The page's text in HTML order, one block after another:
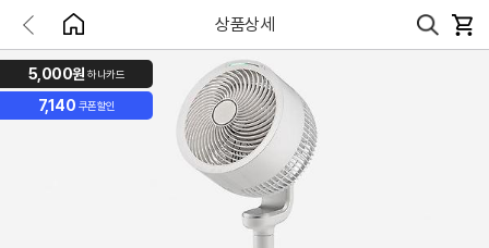
상품상세
5,000원 하나카드
7,140 쿠폰할인